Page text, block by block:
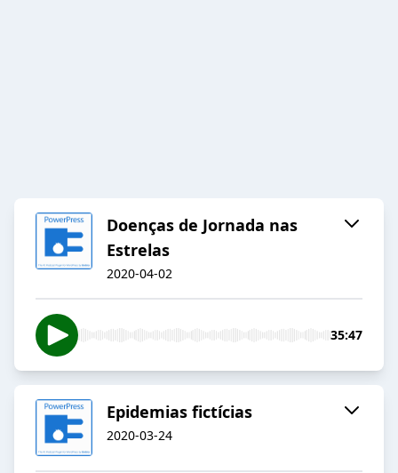
Doenças de Jornada nas
Estrelas
2020-04-02
35:47
Epidemias fictícias
2020-03-24